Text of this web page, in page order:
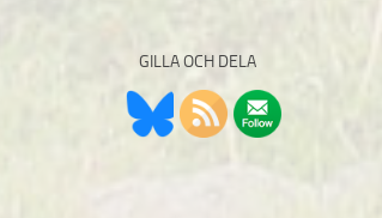
GILLA OCH DELA